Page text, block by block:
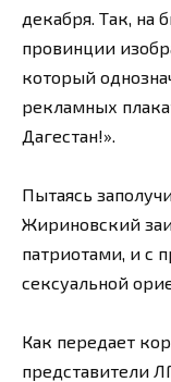
декабря. Так, на
провинции
который
рекламных
Дагестан!».
Пытаясь
Жириновский
патриотами, и с
сексуальной
Как передает
представители